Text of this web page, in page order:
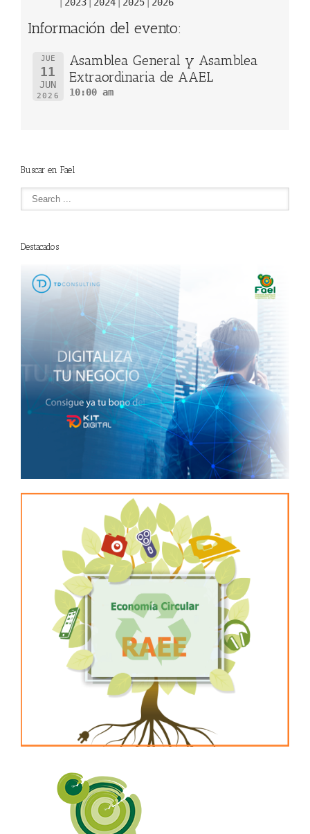
2023 2024 2025 2026
Información del evento:
JUE
11
JUN
2026
Asamblea General y Asamblea
Extraordinaria de AAEL
10:00 am
Buscar en Fael
Destacados